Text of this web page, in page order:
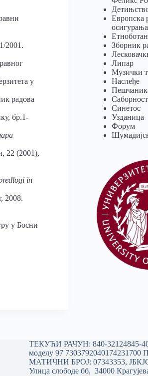
2001.
у
радова
бр.1-
22 (2001),
in
2008.
у Босни
Европска
осигурања
Зборник
Липар
Музички
Наслеђе
Пешчаник
Саборност
Синетос
Узданица
Форум
ТЕКУЋИ РАЧУН: 840-32124845-40
моделу 97 7303792040174231700
МАТИЧНИ БРОЈ: 07343353,
Улица слободе бб, 34000